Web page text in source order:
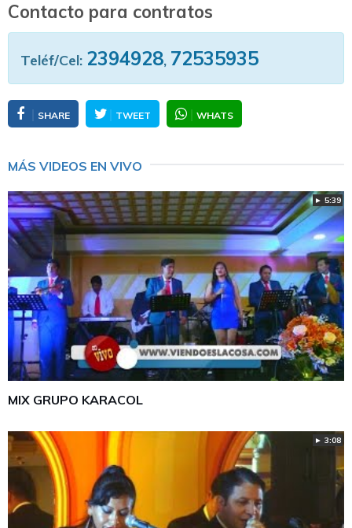
Contacto para contratos
Teléf/Cel: 2394928, 72535935
SHARE TWEET WHATS
MÁS VIDEOS EN VIVO
► 5:39
MIX GRUPO KARACOL
► 3:08